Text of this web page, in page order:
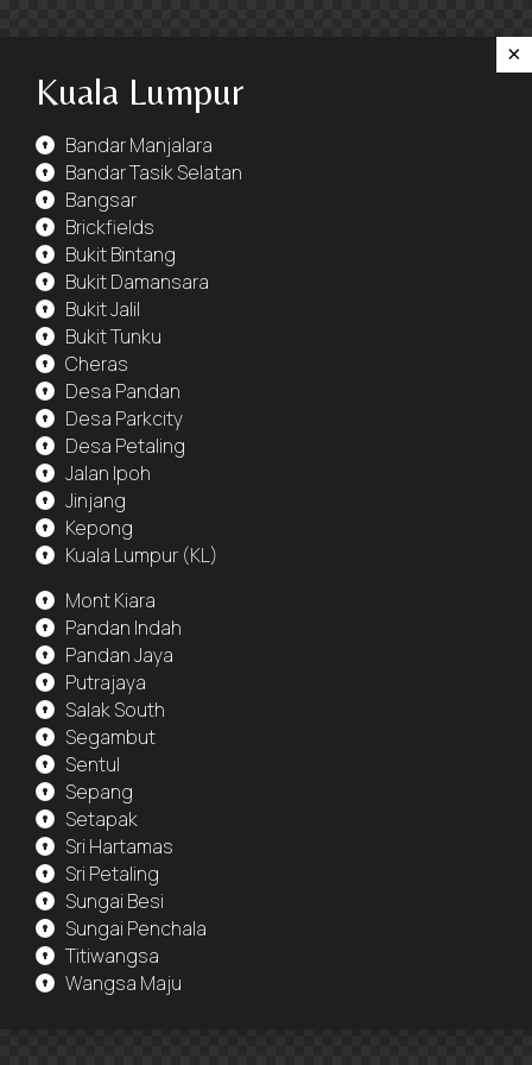
×
Kuala Lumpur
Bandar Manjalara
Bandar Tasik Selatan
Bangsar
Brickfields
Bukit Bintang
Bukit Damansara
Bukit Jalil
Bukit Tunku
Cheras
Desa Pandan
Desa Parkcity
Desa Petaling
Jalan Ipoh
Jinjang
Kepong
Kuala Lumpur (KL)
Mont Kiara
Pandan Indah
Pandan Jaya
Putrajaya
Salak South
Segambut
Sentul
Sepang
Setapak
Sri Hartamas
Sri Petaling
Sungai Besi
Sungai Penchala
Titiwangsa
Wangsa Maju